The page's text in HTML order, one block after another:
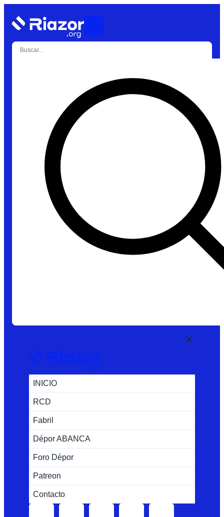
INICIO
RCD
Fabril
Dépor ABANCA
Foro Dépor
Patreon
Contacto